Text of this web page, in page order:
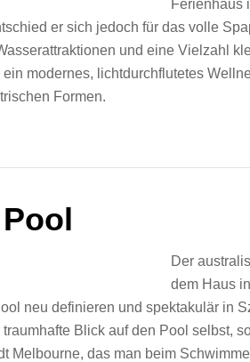
Ferienhaus
er sich jedoch für das volle
und eine Vielzahl
modernes, lichtdurchflutetes
Formen.
Der
dem Haus
neu definieren und spektakulär in
Blick auf den Pool selbst,
Melbourne, das man beim